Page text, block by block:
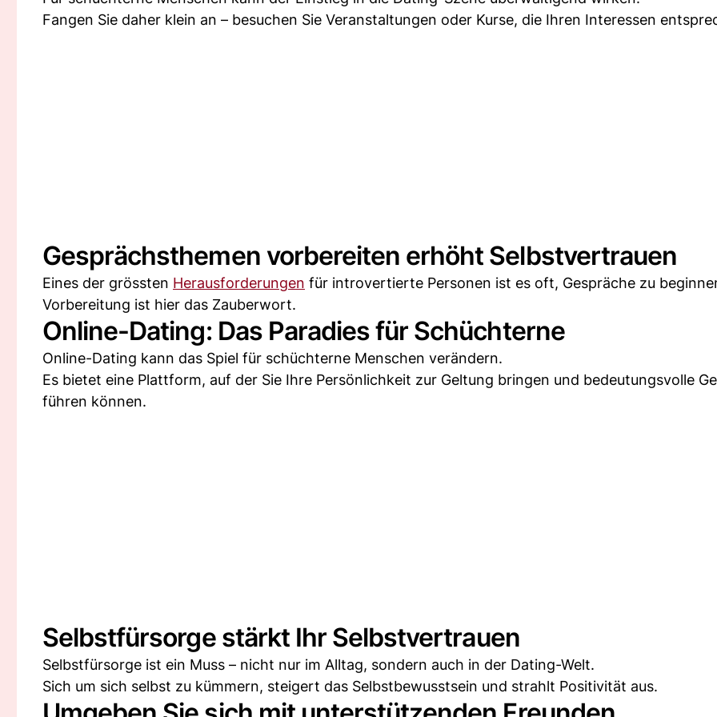
Fangen Sie daher klein an – besuchen Sie Veranstaltungen oder Kurse, die Ihren Interessen
Gesprächsthemen vorbereiten erhöht Selbstvertrauen
Eines der grössten Herausforderungen für introvertierte Personen ist es oft, Gespräche zu
Vorbereitung ist hier das Zauberwort.
Online-Dating: Das Paradies für Schüchterne
Online-Dating kann das Spiel für schüchterne Menschen verändern.
Es bietet eine Plattform, auf der Sie Ihre Persönlichkeit zur Geltung bringen und bedeutungsvolle
führen können.
Selbstfürsorge stärkt Ihr Selbstvertrauen
Selbstfürsorge ist ein Muss – nicht nur im Alltag, sondern auch in der Dating-Welt.
Sich um sich selbst zu kümmern, steigert das Selbstbewusstsein und strahlt Positivität aus.